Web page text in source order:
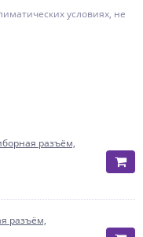
условиях, не
разъём,
разъём,